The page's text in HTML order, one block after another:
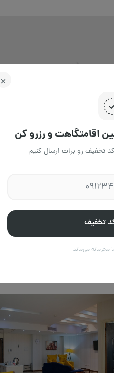
اقامتگاه
استان گلستان، گرگان
6،500،000 تومان
تخفیف رو برات ارسال کنیم
تخفیف
محرمانه می‌ماند